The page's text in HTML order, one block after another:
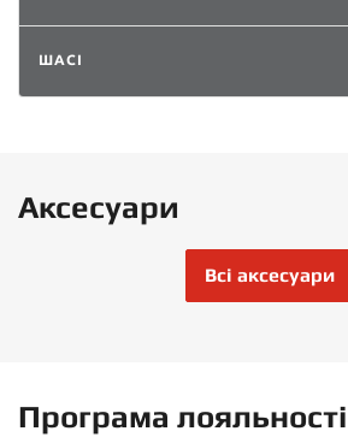
ШАСІ
Аксесуари
Всі аксесуари
Програма